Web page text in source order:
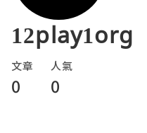
12play1org
文章
0
人氣
0